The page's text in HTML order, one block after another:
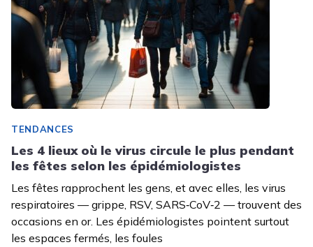
TENDANCES
Les 4 lieux où le virus circule le plus pendant
les fêtes selon les épidémiologistes
Les fêtes rapprochent les gens, et avec elles, les virus
respiratoires — grippe, RSV, SARS‑CoV‑2 — trouvent des
occasions en or. Les épidémiologistes pointent surtout
les espaces fermés, les foules